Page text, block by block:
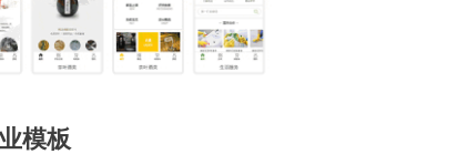
模板